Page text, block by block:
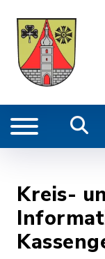
Kreis-